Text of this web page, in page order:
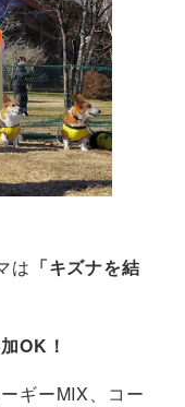
は 「キズナを結
OK！
ギーMIX、コー